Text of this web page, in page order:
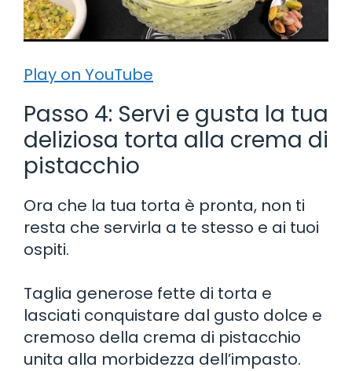
Play on YouTube
Passo 4: Servi e gusta la tua
deliziosa torta alla crema di
pistacchio
Ora che la tua torta è pronta, non ti
resta che servirla a te stesso e ai tuoi
ospiti.
Taglia generose fette di torta e
lasciati conquistare dal gusto dolce e
cremoso della crema di pistacchio
unita alla morbidezza dell’impasto.